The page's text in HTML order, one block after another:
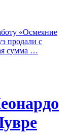
«Осмеяние
продали с
сумма …